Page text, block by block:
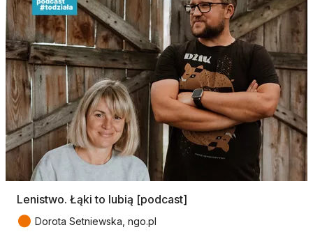
Lenistwo. Łąki to lubią [podcast]
● Dorota Setniewska, ngo.pl